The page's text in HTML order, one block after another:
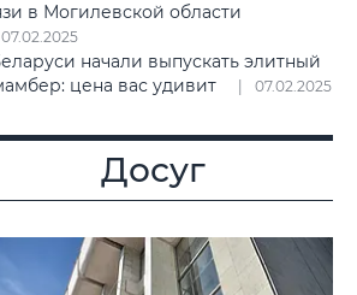
в Могилевской области
07.02.2025
начали выпускать элитный
цена вас удивит
07.02.2025
Досуг